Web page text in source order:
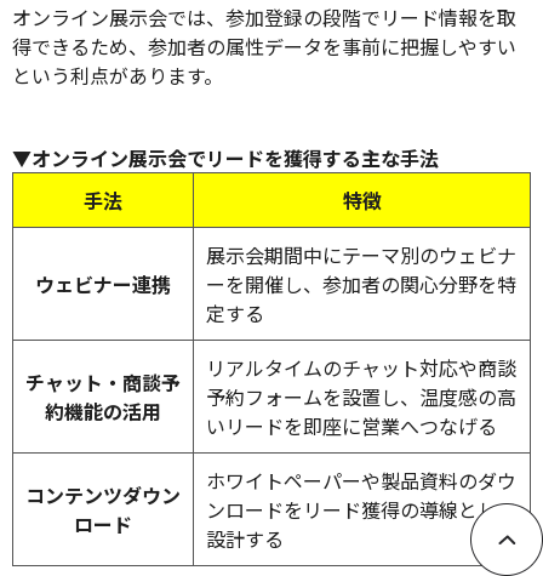
オンライン展示会では、参加登録の段階でリード情報を取
得できるため、参加者の属性データを事前に把握しやすい
という利点があります。
▼オンライン展示会でリードを獲得する主な手法
手法
特徴
ウェビナー連携
展示会期間中にテーマ別のウェビナ
ーを開催し、参加者の関心分野を特
定する
チャット・商談予
約機能の活用
リアルタイムのチャット対応や商談
予約フォームを設置し、温度感の高
いリードを即座に営業へつなげる
コンテンツダウン
ロード
ホワイトペーパーや製品資料のダウ
ンロードをリード獲得の導線として
設計する